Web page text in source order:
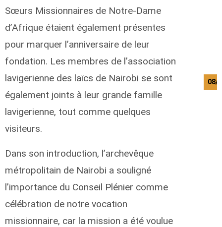
Sœurs Missionnaires de Notre-Dame
d’Afrique étaient également présentes
pour marquer l’anniversaire de leur
fondation. Les membres de l’association
lavigerienne des laïcs de Nairobi se sont
également joints à leur grande famille
lavigerienne, tout comme quelques
visiteurs.
Dans son introduction, l’archevêque
métropolitain de Nairobi a souligné
l’importance du Conseil Plénier comme
célébration de notre vocation
missionnaire, car la mission a été voulue
08/